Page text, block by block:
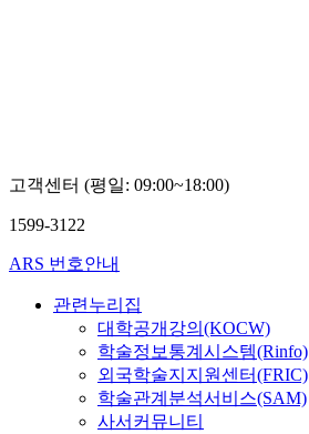
고객센터 (평일: 09:00~18:00)
1599-3122
ARS 번호안내
관련누리집
대학공개강의(KOCW)
학술정보통계시스템(Rinfo)
외국학술지지원센터(FRIC)
학술관계분석서비스(SAM)
사서커뮤니티